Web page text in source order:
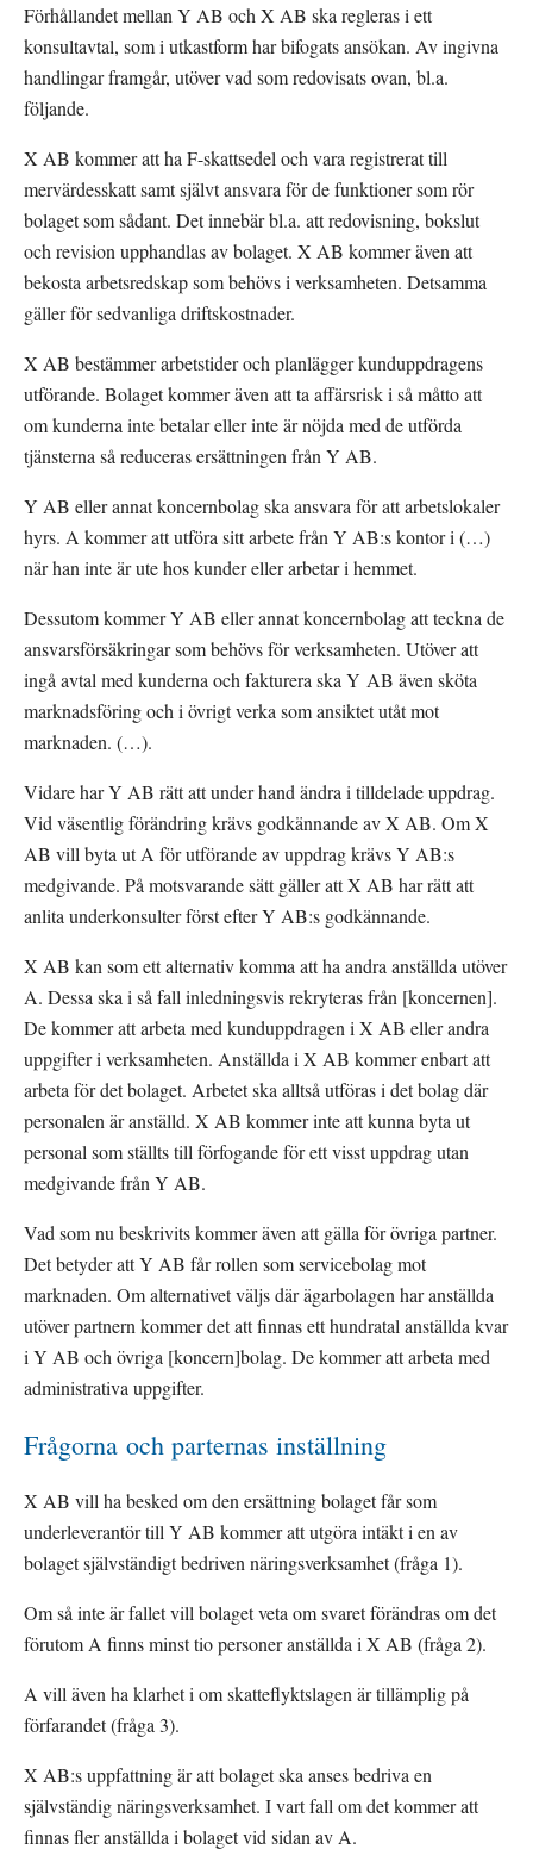
Förhållandet mellan Y AB och X AB ska regleras i ett
konsultavtal, som i utkastform har bifogats ansökan. Av ingivna
handlingar framgår, utöver vad som redovisats ovan, bl.a.
följande.
X AB kommer att ha F-skattsedel och vara registrerat till
mervärdesskatt samt självt ansvara för de funktioner som rör
bolaget som sådant. Det innebär bl.a. att redovisning, bokslut
och revision upphandlas av bolaget. X AB kommer även att
bekosta arbetsredskap som behövs i verksamheten. Detsamma
gäller för sedvanliga driftskostnader.
X AB bestämmer arbetstider och planlägger kunduppdragens
utförande. Bolaget kommer även att ta affärsrisk i så måtto att
om kunderna inte betalar eller inte är nöjda med de utförda
tjänsterna så reduceras ersättningen från Y AB.
Y AB eller annat koncernbolag ska ansvara för att arbetslokaler
hyrs. A kommer att utföra sitt arbete från Y AB:s kontor i (…)
när han inte är ute hos kunder eller arbetar i hemmet.
Dessutom kommer Y AB eller annat koncernbolag att teckna de
ansvarsförsäkringar som behövs för verksamheten. Utöver att
ingå avtal med kunderna och fakturera ska Y AB även sköta
marknadsföring och i övrigt verka som ansiktet utåt mot
marknaden. (…).
Vidare har Y AB rätt att under hand ändra i tilldelade uppdrag.
Vid väsentlig förändring krävs godkännande av X AB. Om X
AB vill byta ut A för utförande av uppdrag krävs Y AB:s
medgivande. På motsvarande sätt gäller att X AB har rätt att
anlita underkonsulter först efter Y AB:s godkännande.
X AB kan som ett alternativ komma att ha andra anställda utöver
A. Dessa ska i så fall inledningsvis rekryteras från [koncernen].
De kommer att arbeta med kunduppdragen i X AB eller andra
uppgifter i verksamheten. Anställda i X AB kommer enbart att
arbeta för det bolaget. Arbetet ska alltså utföras i det bolag där
personalen är anställd. X AB kommer inte att kunna byta ut
personal som ställts till förfogande för ett visst uppdrag utan
medgivande från Y AB.
Vad som nu beskrivits kommer även att gälla för övriga partner.
Det betyder att Y AB får rollen som servicebolag mot
marknaden. Om alternativet väljs där ägarbolagen har anställda
utöver partnern kommer det att finnas ett hundratal anställda kvar
i Y AB och övriga [koncern]bolag. De kommer att arbeta med
administrativa uppgifter.
Frågorna och parternas inställning
X AB vill ha besked om den ersättning bolaget får som
underleverantör till Y AB kommer att utgöra intäkt i en av
bolaget självständigt bedriven näringsverksamhet (fråga 1).
Om så inte är fallet vill bolaget veta om svaret förändras om det
förutom A finns minst tio personer anställda i X AB (fråga 2).
A vill även ha klarhet i om skatteflyktslagen är tillämplig på
förfarandet (fråga 3).
X AB:s uppfattning är att bolaget ska anses bedriva en
självständig näringsverksamhet. I vart fall om det kommer att
finnas fler anställda i bolaget vid sidan av A.